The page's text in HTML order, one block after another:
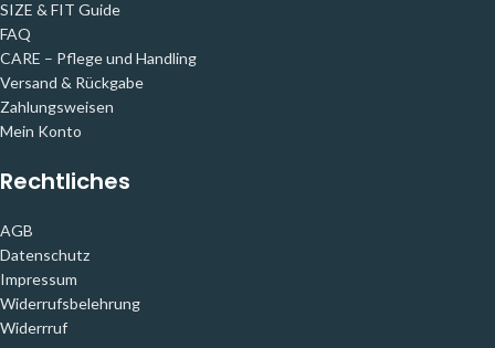
SIZE & FIT Guide
FAQ
CARE – Pflege und Handling
Versand & Rückgabe
Zahlungsweisen
Mein Konto
Rechtliches
AGB
Datenschutz
Impressum
Widerrufsbelehrung
Widerrruf